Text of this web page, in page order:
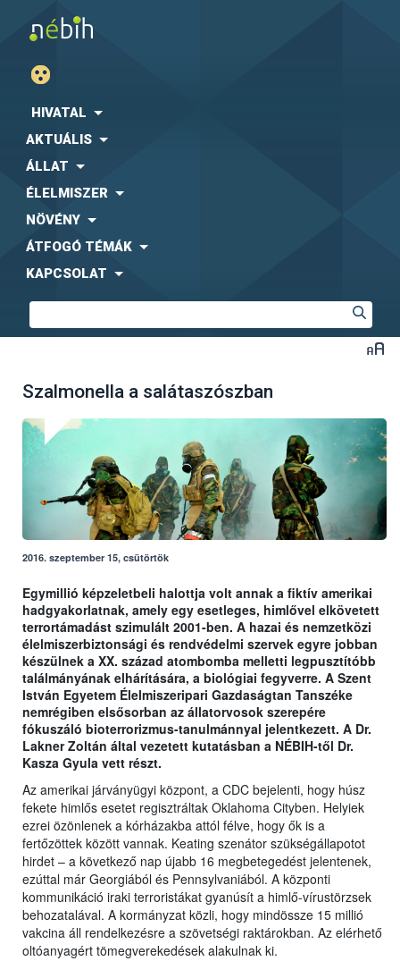
HIVATAL
AKTUÁLIS
ÁLLAT
ÉLELMISZER
NÖVÉNY
ÁTFOGÓ TÉMÁK
KAPCSOLAT
Szalmonella a salátaszószban
2016. szeptember 15, csütörtök
Egymillió képzeletbeli halottja volt annak a fiktív amerikai
hadgyakorlatnak, amely egy esetleges, himlővel elkövetett
terrortámadást szimulált 2001-ben. A hazai és nemzetközi
élelmiszerbiztonsági és rendvédelmi szervek egyre jobban
készülnek a XX. század atombomba melletti legpusztítóbb
találmányának elhárítására, a biológiai fegyverre. A Szent
István Egyetem Élelmiszeripari Gazdaságtan Tanszéke
nemrégiben elsősorban az állatorvosok szerepére
fókuszáló bioterrorizmus-tanulmánnyal jelentkezett. A Dr.
Lakner Zoltán által vezetett kutatásban a NÉBIH-től Dr.
Kasza Gyula vett részt.
Az amerikai járványügyi központ, a CDC bejelenti, hogy húsz
fekete himlős esetet regisztráltak Oklahoma Cityben. Helyiek
ezrei özönlenek a kórházakba attól félve, hogy ők is a
fertőzöttek között vannak. Keating szenátor szükségállapotot
hirdet – a következő nap újabb 16 megbetegedést jelentenek,
ezúttal már Georgiából és Pennsylvaniából. A központi
kommunikáció iraki terroristákat gyanúsít a himlő-vírustörzsek
behozatalával. A kormányzat közli, hogy mindössze 15 millió
vakcina áll rendelkezésre a szövetségi raktárokban. Az elérhető
oltóanyagért tömegverekedések alakulnak ki.